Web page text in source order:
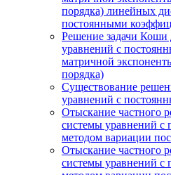
порядка) линейных
постоянными
Решение задачи Коши
уравнений с
матричной
порядка)
Существование
уравнений с
Отыскание частного
системы уравнений
методом вариации
Отыскание частного
системы уравнений